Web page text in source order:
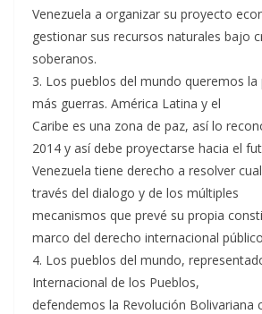
Venezuela a organizar su proyecto
gestionar sus recursos naturales bajo
soberanos.
3. Los pueblos del mundo queremos
más guerras. América Latina y el
Caribe es una zona de paz, así lo
2014 y así debe proyectarse hacia el
Venezuela tiene derecho a resolver
través del dialogo y de los múltiples
mecanismos que prevé su propia
marco del derecho internacional
4. Los pueblos del mundo,
Internacional de los Pueblos,
defendemos la Revolución Bolivariana